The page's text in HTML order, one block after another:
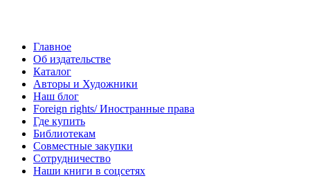
Главное
Об издательстве
Каталог
Авторы и Художники
Наш блог
Foreign rights/ Иностранные права
Где купить
Библиотекам
Совместные закупки
Сотрудничество
Наши книги в соцсетях